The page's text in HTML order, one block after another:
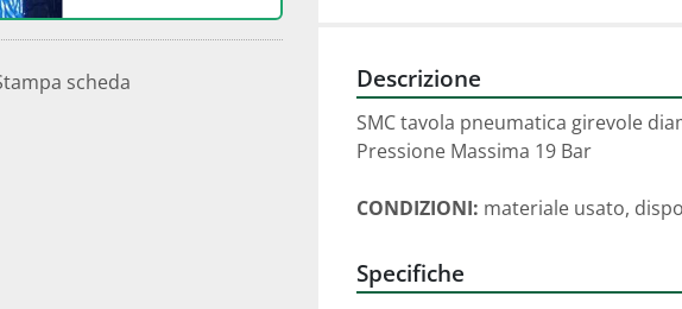
scheda Descrizione
SMC tavola pneumatica girevole
Pressione Massima 19 Bar
CONDIZIONI: materiale usato,
Specifiche